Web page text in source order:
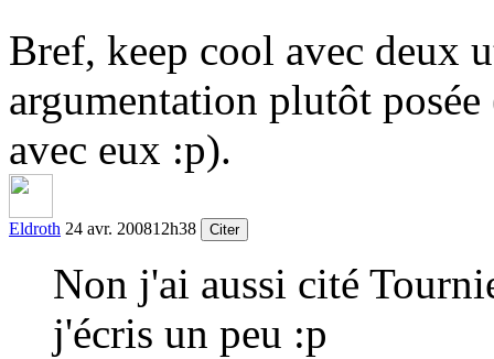
Bref, keep cool avec deux
argumentation plutôt
avec eux :p).
Eldroth 24 avr. 200812h38 Citer
Non j'ai aussi cité
j'écris un peu :p